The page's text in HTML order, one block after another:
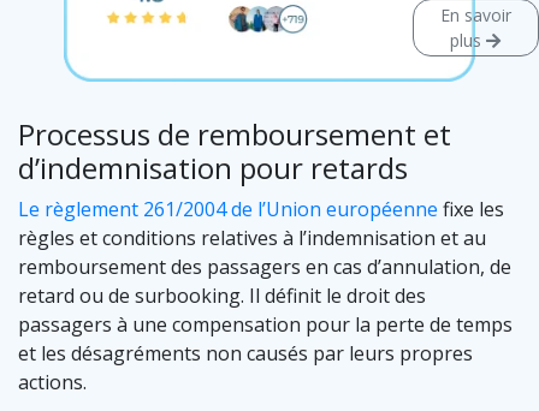
En savoir
plus
Processus de remboursement et
d’indemnisation pour retards
Le règlement 261/2004 de l’Union européenne fixe les
règles et conditions relatives à l’indemnisation et au
remboursement des passagers en cas d’annulation, de
retard ou de surbooking. Il définit le droit des
passagers à une compensation pour la perte de temps
et les désagréments non causés par leurs propres
actions.